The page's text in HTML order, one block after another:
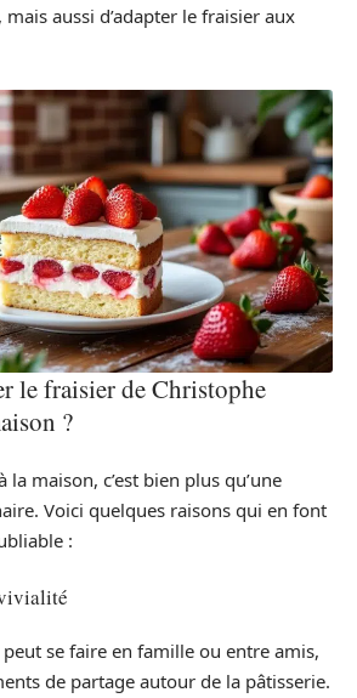
aussi d’adapter le fraisier aux
le fraisier de Christophe
?
la maison, c’est bien plus qu’une
Voici quelques raisons qui en font
:
se faire en famille ou entre amis,
de partage autour de la pâtisserie.